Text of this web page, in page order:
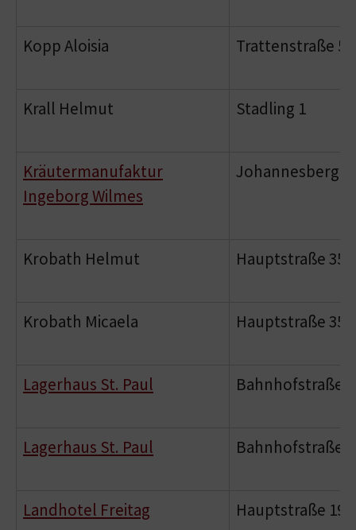
Kopp Aloisia Trattenstraße 51
Krall Helmut Stadling 1
Kräutermanufaktur
Ingeborg Wilmes
Johannesberg 5
Krobath Helmut Hauptstraße 35
Krobath Micaela Hauptstraße 35
Lagerhaus St. Paul Bahnhofstraße
Lagerhaus St. Paul Bahnhofstraße
Landhotel Freitag Hauptstraße 19